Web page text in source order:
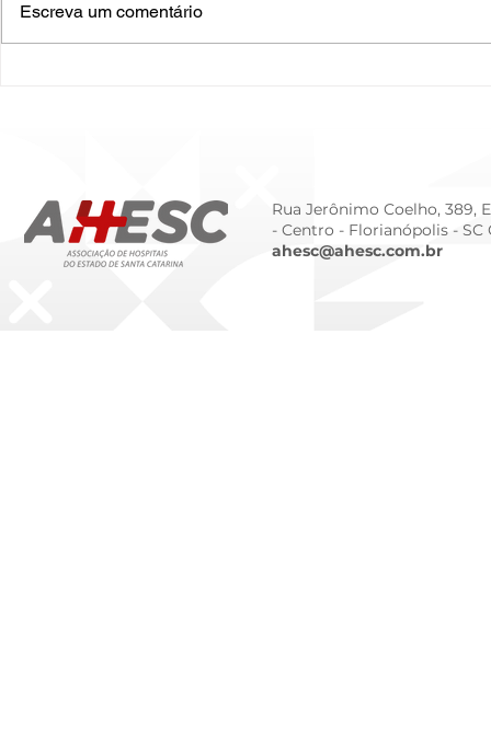
Escreva um comentário
Rua Jerônimo Coelho, 389,
- Centro - Florianópolis - SC
ahesc@ahesc.com.br